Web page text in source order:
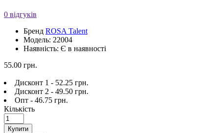
0 відгуків
Бренд ROSA Talent
Модель: 22004
Наявність: Є в наявності
55.00 грн.
Дисконт 1 - 52.25 грн.
Дисконт 2 - 49.50 грн.
Опт - 46.75 грн.
Кількість
Купити